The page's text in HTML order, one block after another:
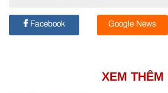
Facebook Google News
XEM THÊM